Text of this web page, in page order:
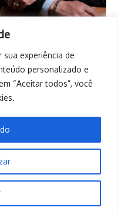
experiência de
personalizado e
“Aceitar todos”, você
| Desenvolvido
X